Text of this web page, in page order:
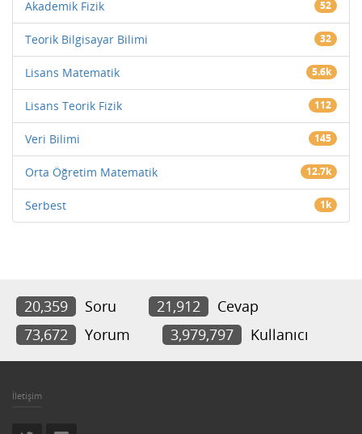
Akademik Fizik 52
Teorik Bilgisayar Bilimi 32
Lisans Matematik 5.6k
Lisans Teorik Fizik 112
Veri Bilimi 145
Orta Öğretim Matematik 12.7k
Serbest 1k
20,359 Soru 21,912
Cevap
73,672
Yorum 3,979,797 Kullanıcı
İletişim